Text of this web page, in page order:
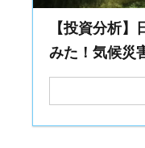
【投資分析
みた！気候災